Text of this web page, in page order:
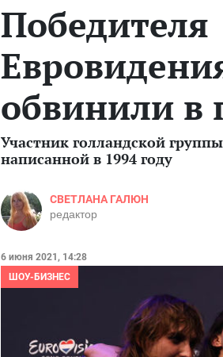
Победителя
обвинили в
Участник голландской
написанной в 1994 году
СВЕТЛАНА ГАЛЮН
редактор
6 июня 2021, 14:28
ШОУ-БИЗНЕС